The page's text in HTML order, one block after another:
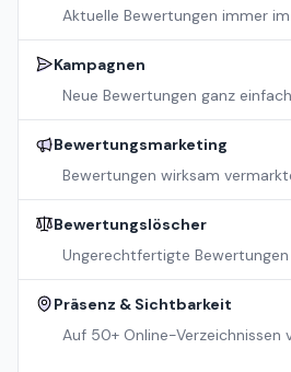
Aktuelle Bewertungen immer im
Kampagnen
Neue Bewertungen ganz
Bewertungsmarketing
Bewertungen wirksam
Bewertungslöscher
Ungerechtfertigte
Präsenz & Sichtbarkeit
Auf 50+ Online-Verzeichnissen